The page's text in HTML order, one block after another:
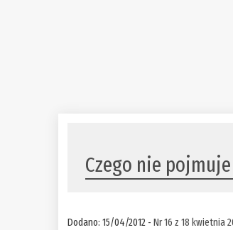
Czego nie
Dodano: 15/04/2012 -Nr 16 z 18 kwietnia